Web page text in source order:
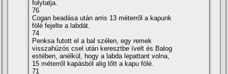
folytatja.
76
Cogan beadása után arris 13 méterről a kapunk
fölé fejelte a labdát.
74
Penksa futott el a bal szélen, egy remek
visszahúzós csel után keresztbe í­velt és Balog
estében, anélkül, hogy a labda lepattant volna,
15 méterről kapásból alig lőtt a kapu fölé.
71